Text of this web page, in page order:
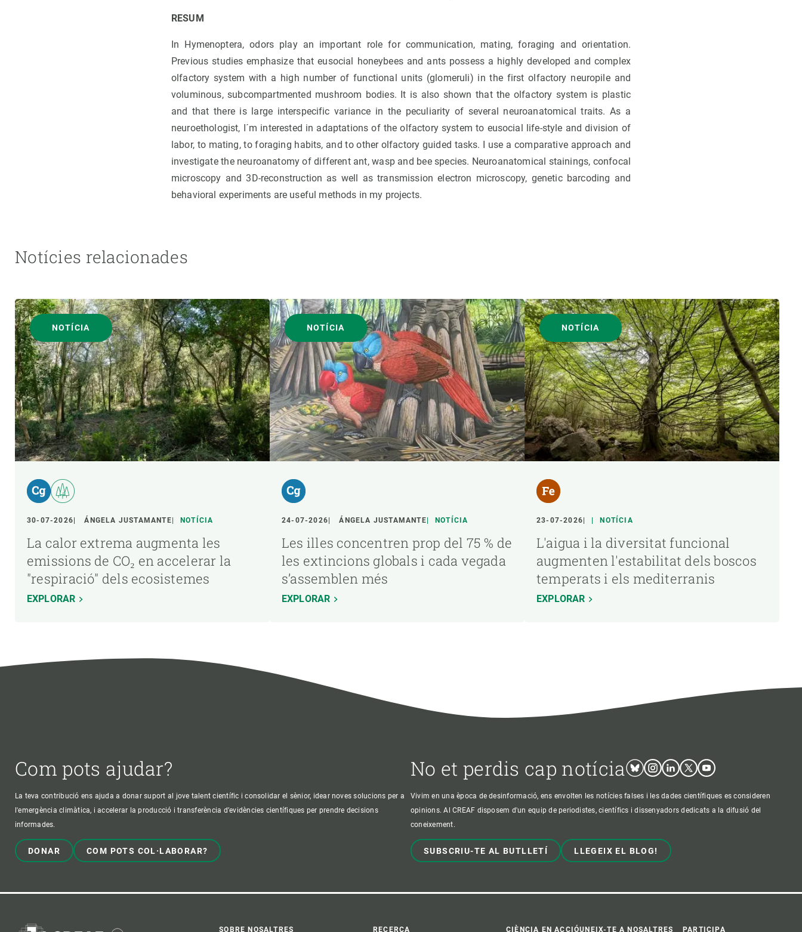
RESUM
In Hymenoptera, odors play an important role for communication, mating, foraging and orientation.
Previous studies emphasize that eusocial honeybees and ants possess a highly developed and complex
olfactory system with a high number of functional units (glomeruli) in the first olfactory neuropile and
voluminous, subcompartmented mushroom bodies. It is also shown that the olfactory system is plastic
and that there is large interspecific variance in the peculiarity of several neuroanatomical traits. As a
neuroethologist, I´m interested in adaptations of the olfactory system to eusocial life-style and division of
labor, to mating, to foraging habits, and to other olfactory guided tasks. I use a comparative approach and
investigate the neuroanatomy of different ant, wasp and bee species. Neuroanatomical stainings, confocal
microscopy and 3D-reconstruction as well as transmission electron microscopy, genetic barcoding and
behavioral experiments are useful methods in my projects.
Notícies relacionades
NOTÍCIA
30-07-2026 ÁNGELA JUSTAMANTE NOTÍCIA
La calor extrema augmenta les
emissions de CO₂ en accelerar la
"respiració" dels ecosistemes
EXPLORAR
NOTÍCIA
24-07-2026 ÁNGELA JUSTAMANTE NOTÍCIA
Les illes concentren prop del 75 % de
les extincions globals i cada vegada
s’assemblen més
EXPLORAR
NOTÍCIA
23-07-2026 NOTÍCIA
L'aigua i la diversitat funcional
augmenten l'estabilitat dels boscos
temperats i els mediterranis
EXPLORAR
Com pots ajudar?
La teva contribució ens ajuda a donar suport al jove talent científic i consolidar el sènior, idear noves solucions per a
l'emergència climàtica, i accelerar la producció i transferència d’evidències científiques per prendre decisions
informades.
DONAR COM POTS COL·LABORAR?
No et perdis cap notícia BlueskyInstagram
LinkedinTwitterYoutube
Vivim en una època de desinformació, ens envolten les notícies falses i les dades científiques es consideren
opinions. Al CREAF disposem d'un equip de periodistes, científics i dissenyadors dedicats a la difusió del
coneixement.
SUBSCRIU-TE AL BUTLLETÍ LLEGEIX EL BLOG!
SOBRE NOSALTRES RECERCA CIÈNCIA EN ACCIÓUNEIX-TE A NOSALTRES PARTICIPA